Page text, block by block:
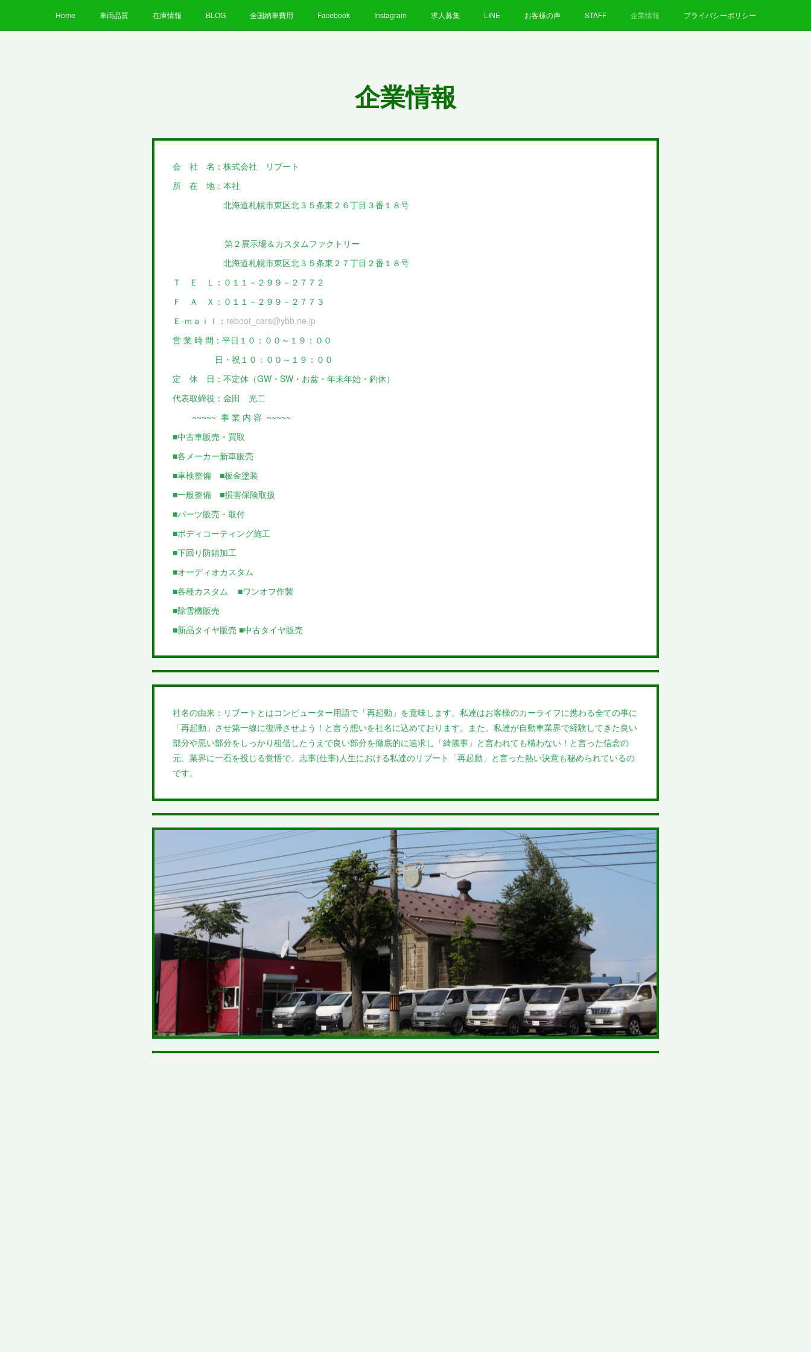
Home 車両品質 在庫情報 BLOG 全国納車費用 Facebook Instagram 求人募集 LINE お客様の声 STAFF 企業情報 プライバシーポリシー
企業情報
会 社 名：株式会社 リブート
所 在 地：本社
北海道札幌市東区北３５条東２６丁目３番１８号
第２展示場＆カスタムファクトリー
北海道札幌市東区北３５条東２７丁目２番１８号
Ｔ Ｅ Ｌ：０１１－２９９－２７７２
Ｆ Ａ Ｘ：０１１－２９９－２７７３
Ｅ-ｍａｉｌ： reboot_cars@ybb.ne.jp
営 業 時 間：平日１０：００～１９：００
日・祝１０：００～１９：００
定 休 日：不定休（GW・SW・お盆・年末年始・釣休）
代表取締役：金田 光二
~~~~~ 事 業 内 容 ~~~~~
■中古車販売・買取
■各メーカー新車販売
■車検整備 ■板金塗装
■一般整備 ■損害保険取扱
■パーツ販売・取付
■ボディコーティング施工
■下回り防錆加工
■オーディオカスタム
■各種カスタム ■ワンオフ作製
■除雪機販売
■新品タイヤ販売 ■中古タイヤ販売
社名の由来：リブートとはコンピューター用語で「再起動」を意味します。私達はお客様のカーライフに携わる全ての事に
「再起動」させ第一線に復帰させよう！と言う想いを社名に込めております。また、私達が自動車業界で経験してきた良い
部分や悪い部分をしっかり租借したうえで良い部分を徹底的に追求し「綺麗事」と言われても構わない！と言った信念の
元、業界に一石を投じる覚悟で、志事(仕事)人生における私達のリブート「再起動」と言った熱い決意も秘められているの
です。